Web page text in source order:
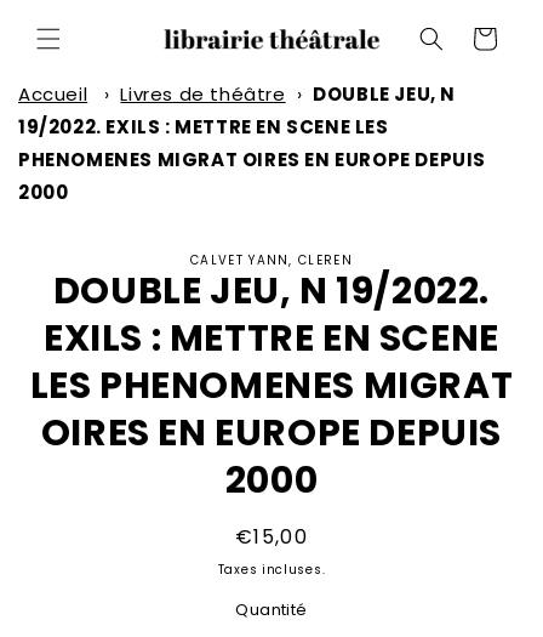
passer
au
Panier
Accueil › Livres de théâtre › DOUBLE JEU, N
19/2022. EXILS : METTRE EN SCENE LES
PHENOMENES MIGRAT OIRES EN EUROPE DEPUIS
2000
produits
CALVET YANN, CLEREN
DOUBLE JEU, N 19/2022.
EXILS : METTRE EN SCENE
LES PHENOMENES MIGRAT
OIRES EN EUROPE DEPUIS
2000
Prix
habituel
€15,00
Taxes incluses.
Quantité